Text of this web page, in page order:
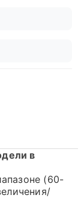
в
(60-